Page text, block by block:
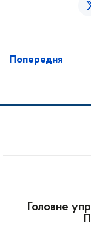
Попередня
Головне